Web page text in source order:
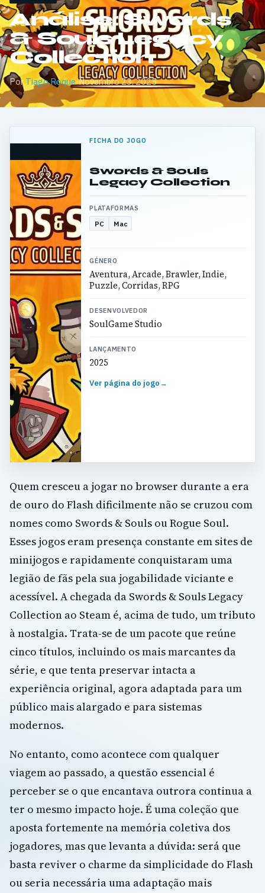
Análise: Swords
& Souls Legacy
Collection
PorTiago Roque·Novembro 23, 2025
FICHA DO JOGO
Swords & Souls
Legacy Collection
PLATAFORMAS
PC Mac
GÉNERO
Aventura, Arcade, Brawler, Indie,
Puzzle, Corridas, RPG
DESENVOLVEDOR
SoulGame Studio
LANÇAMENTO
2025
Ver página do jogo→
Quem cresceu a jogar no browser durante a era
de ouro do Flash dificilmente não se cruzou com
nomes como Swords & Souls ou Rogue Soul.
Esses jogos eram presença constante em sites de
minijogos e rapidamente conquistaram uma
legião de fãs pela sua jogabilidade viciante e
acessível. A chegada da Swords & Souls Legacy
Collection ao Steam é, acima de tudo, um tributo
à nostalgia. Trata-se de um pacote que reúne
cinco títulos, incluindo os mais marcantes da
série, e que tenta preservar intacta a
experiência original, agora adaptada para um
público mais alargado e para sistemas
modernos.
No entanto, como acontece com qualquer
viagem ao passado, a questão essencial é
perceber se o que encantava outrora continua a
ter o mesmo impacto hoje. É uma coleção que
aposta fortemente na memória coletiva dos
jogadores, mas que levanta a dúvida: será que
basta reviver o charme da simplicidade do Flash
ou seria necessária uma adaptação mais